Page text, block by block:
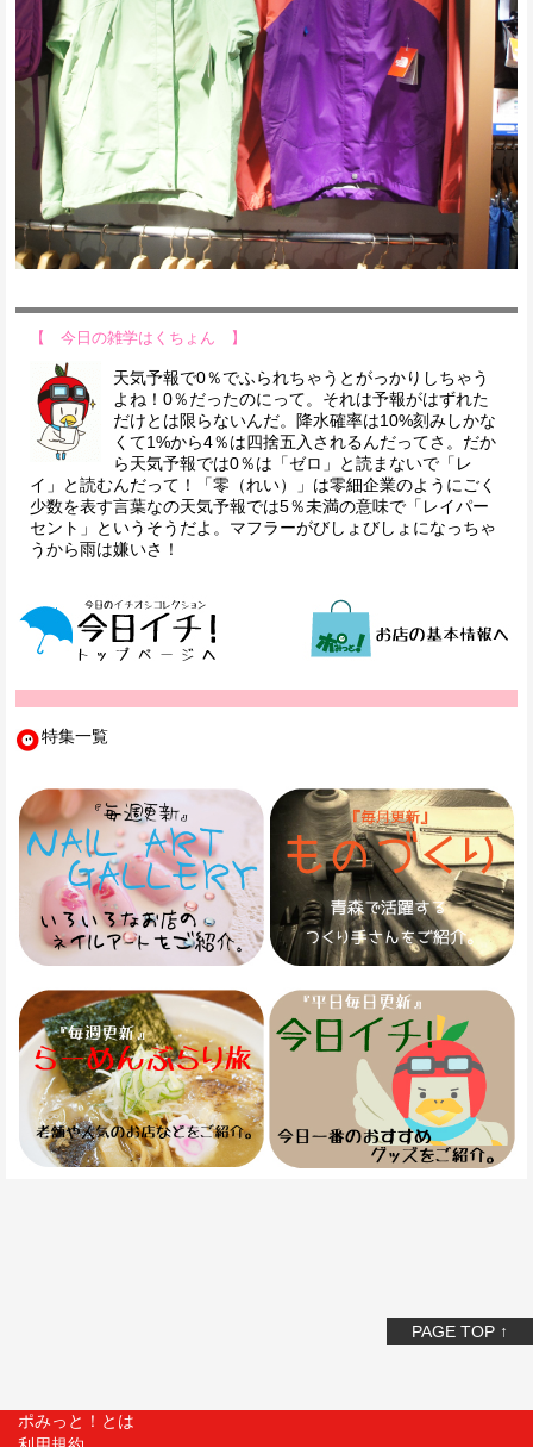
【 今日の雑学はくちょん 】
天気予報で0％でふられちゃうとがっかりしちゃう
よね！0％だったのにって。それは予報がはずれた
だけとは限らないんだ。降水確率は10%刻みしかな
くて1%から4％は四捨五入されるんだってさ。だか
ら天気予報では0％は「ゼロ」と読まないで「レ
イ」と読むんだって！「零（れい）」は零細企業のようにごく
少数を表す言葉なの天気予報では5％未満の意味で「レイパー
セント」というそうだよ。マフラーがびしょびしょになっちゃ
うから雨は嫌いさ！
特集一覧
PAGE TOP ↑
ポみっと！とは